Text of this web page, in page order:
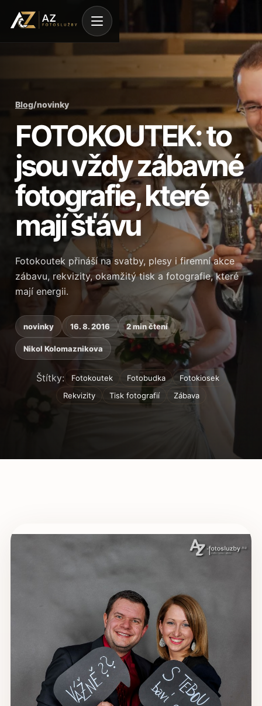
Blog/novinky
FOTOKOUTEK: to
jsou vždy zábavné
fotografie, které
mají šťávu
Fotokoutek přináší na svatby, plesy i firemní akce
zábavu, rekvizity, okamžitý tisk a fotografie, které
mají energii.
novinky 16. 8. 2016 2 min čtení
Nikol Kolomaznikova
Štítky: Fotokoutek Fotobudka
Fotokiosek
Rekvizity
Tisk fotografií Zábava